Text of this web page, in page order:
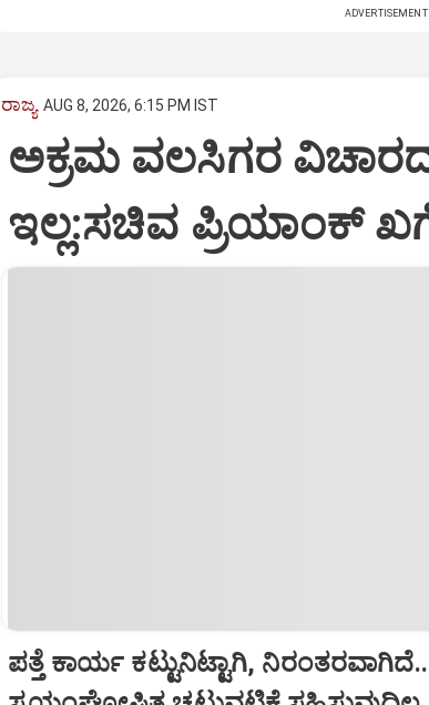
ADVERTISEMENT
ರಾಜ್ಯ AUG 8, 2026, 6:15 PM IST
ಅಕ್ರಮ ವಲಸಿಗರ
ಇಲ್ಲ:ಸಚಿವ ಪ್ರಿಯಾಂಕ್
ಪತ್ತೆ ಕಾರ್ಯ ಕಟ್ಟುನಿಟ್ಟಾಗಿ,